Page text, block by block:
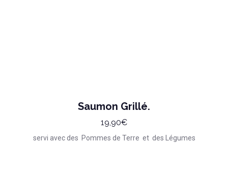
Saumon Grillé.
19,90€
servi avec des Pommes de Terre et des Légumes